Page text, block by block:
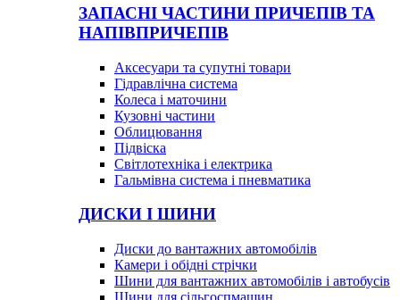
ЗАПАСНІ ЧАСТИНИ ПРИЧЕПІВ ТА
НАПІВПРИЧЕПІВ
Аксесуари та супутні товари
Гідравлічна система
Колеса і маточини
Кузовні частини
Облицювання
Підвіска
Світлотехніка і електрика
Гальмівна система і пневматика
ДИСКИ І ШИНИ
Диски до вантажних автомобілів
Камери і обідні стрічки
Шини для вантажних автомобілів і автобусів
Шини для сільгоспмашин